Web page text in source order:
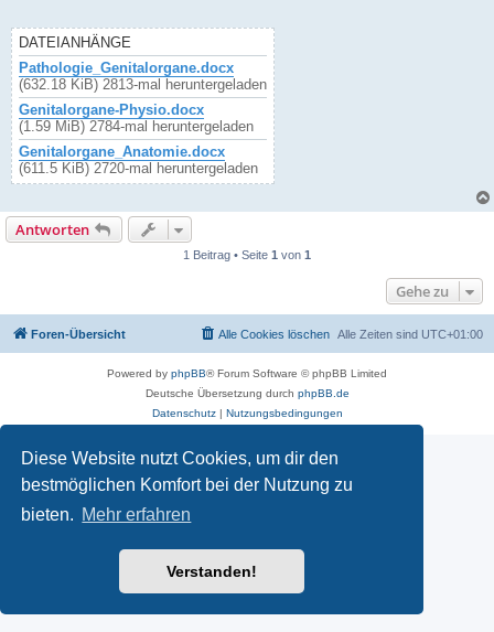
Diese Website nutzt Cookies, um dir den
bestmöglichen Komfort bei der Nutzung zu
bieten. Mehr erfahren
Verstanden!
g
DATEIANHÄNGE
Pathologie_Genitalorgane.docx
(632.18 KiB) 2813-mal heruntergeladen
Genitalorgane-Physio.docx
(1.59 MiB) 2784-mal heruntergeladen
Genitalorgane_Anatomie.docx
(611.5 KiB) 2720-mal heruntergeladen
Antworten
1 Beitrag • Seite 1 von 1
Gehe zu
Foren-Übersicht Alle Zeiten sind UTC+01:00
Alle Cookies löschen
Powered by phpBB® Forum Software © phpBB Limited
Deutsche Übersetzung durch phpBB.de
Datenschutz| Nutzungsbedingungen